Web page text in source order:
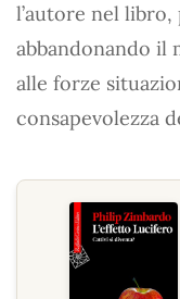
l’autore nel
abbandonando il
alle forze
consapevolezza